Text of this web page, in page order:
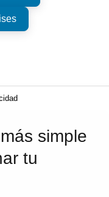
simple
tu